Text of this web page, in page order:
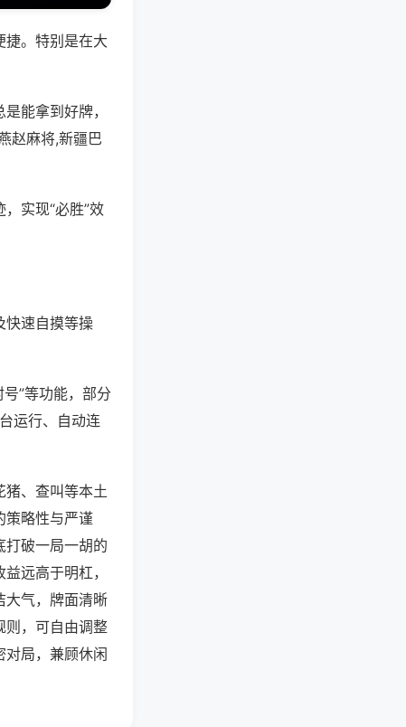
捷。特别是在大
能拿到好牌，
赵麻将,新疆巴
实现“必胜”效
快速自摸等操
”等功能，部分
运行、自动连
猪、查叫等本土
策略性与严谨
打破一局一胡的
远高于明杠，
大气，牌面清晰
则，可自由调整
对局，兼顾休闲